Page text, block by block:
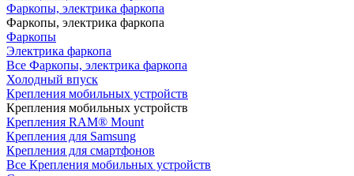
Фаркопы, электрика фаркопа
Фаркопы, электрика фаркопа
Фаркопы
Электрика фаркопа
Все Фаркопы, электрика фаркопа
Холодный впуск
Крепления мобильных устройств
Крепления мобильных устройств
Крепления RAM® Mount
Крепления для Samsung
Крепления для смартфонов
Все Крепления мобильных устройств